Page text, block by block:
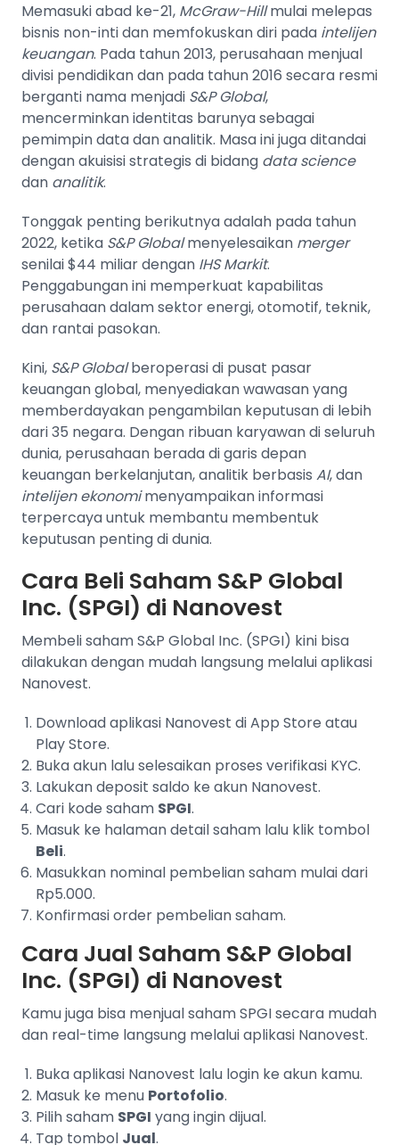
Memasuki abad ke-21, McGraw-Hillmulai melepas
bisnis non-inti dan memfokuskan diri pada intelijen
keuangan. Pada tahun 2013, perusahaan menjual
divisi pendidikan dan pada tahun 2016 secara resmi
berganti nama menjadi S&P Global,
mencerminkan identitas barunya sebagai
pemimpin data dan analitik. Masa ini juga ditandai
dengan akuisisi strategis di bidang data science
dan analitik.
Tonggak penting berikutnya adalah pada tahun
2022, ketika S&P Globalmenyelesaikan merger
senilai $44 miliar dengan IHS Markit.
Penggabungan ini memperkuat kapabilitas
perusahaan dalam sektor energi, otomotif, teknik,
dan rantai pasokan.
Kini, S&P Globalberoperasi di pusat pasar
keuangan global, menyediakan wawasan yang
memberdayakan pengambilan keputusan di lebih
dari 35 negara. Dengan ribuan karyawan di seluruh
dunia, perusahaan berada di garis depan
keuangan berkelanjutan, analitik berbasis AI, dan
intelijen ekonomimenyampaikan informasi
terpercaya untuk membantu membentuk
keputusan penting di dunia.
Cara Beli Saham S&P Global
Inc. (SPGI) di Nanovest
Membeli saham S&P Global Inc. (SPGI) kini bisa
dilakukan dengan mudah langsung melalui aplikasi
Nanovest.
Download aplikasi Nanovest di App Store atau
Play Store.
Buka akun lalu selesaikan proses verifikasi KYC.
Lakukan deposit saldo ke akun Nanovest.
Cari kode saham SPGI.
Masuk ke halaman detail saham lalu klik tombol
Beli.
Masukkan nominal pembelian saham mulai dari
Rp5.000.
Konfirmasi order pembelian saham.
Cara Jual Saham S&P Global
Inc. (SPGI) di Nanovest
Kamu juga bisa menjual saham SPGI secara mudah
dan real-time langsung melalui aplikasi Nanovest.
Buka aplikasi Nanovest lalu login ke akun kamu.
Masuk ke menu Portofolio.
Pilih saham SPGI yang ingin dijual.
Tap tombol Jual.